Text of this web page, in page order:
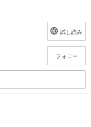
試し読み
フォロー